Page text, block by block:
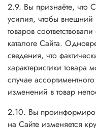
2.9. Вы признаёте, что
усилия, чтобы внешний
товаров
каталоге Сайта.
сведения, что
характеристики товара
случае
изменений в товар
2.10. Вы
на Сайте изменяется